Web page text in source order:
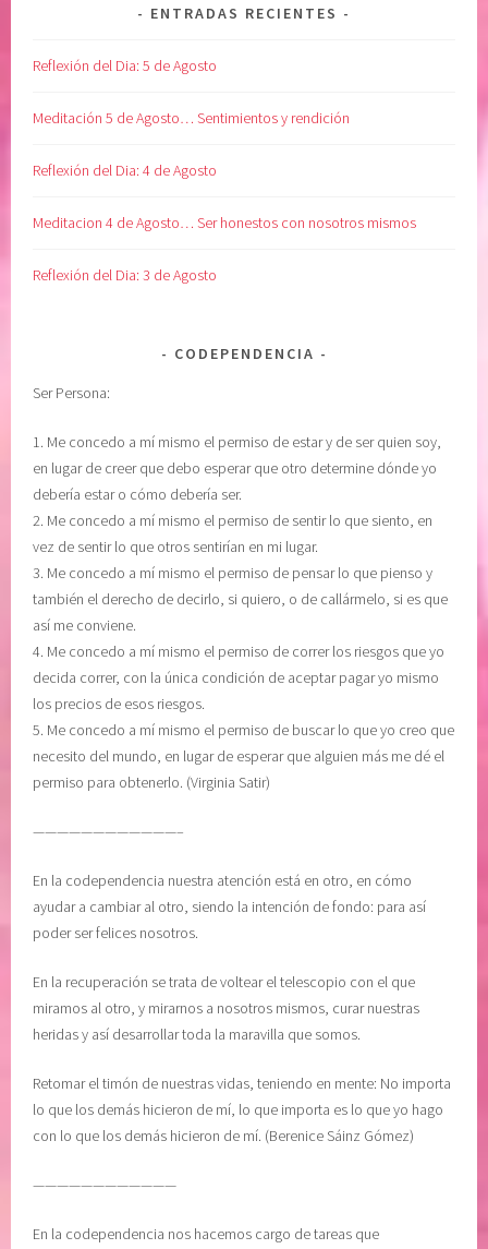
ENTRADAS RECIENTES
Reflexión del Dia: 5 de Agosto
Meditación 5 de Agosto… Sentimientos y rendición
Reflexión del Dia: 4 de Agosto
Meditacion 4 de Agosto… Ser honestos con nosotros mismos
Reflexión del Dia: 3 de Agosto
CODEPENDENCIA
Ser Persona:
1. Me concedo a mí mismo el permiso de estar y de ser quien soy,
en lugar de creer que debo esperar que otro determine dónde yo
debería estar o cómo debería ser.
2. Me concedo a mí mismo el permiso de sentir lo que siento, en
vez de sentir lo que otros sentirían en mi lugar.
3. Me concedo a mí mismo el permiso de pensar lo que pienso y
también el derecho de decirlo, si quiero, o de callármelo, si es que
así me conviene.
4. Me concedo a mí mismo el permiso de correr los riesgos que yo
decida correr, con la única condición de aceptar pagar yo mismo
los precios de esos riesgos.
5. Me concedo a mí mismo el permiso de buscar lo que yo creo que
necesito del mundo, en lugar de esperar que alguien más me dé el
permiso para obtenerlo. (Virginia Satir)
————————————–
En la codependencia nuestra atención está en otro, en cómo
ayudar a cambiar al otro, siendo la intención de fondo: para así
poder ser felices nosotros.
En la recuperación se trata de voltear el telescopio con el que
miramos al otro, y mirarnos a nosotros mismos, curar nuestras
heridas y así desarrollar toda la maravilla que somos.
Retomar el timón de nuestras vidas, teniendo en mente: No importa
lo que los demás hicieron de mí, lo que importa es lo que yo hago
con lo que los demás hicieron de mí. (Berenice Sáinz Gómez)
————————————
En la codependencia nos hacemos cargo de tareas que